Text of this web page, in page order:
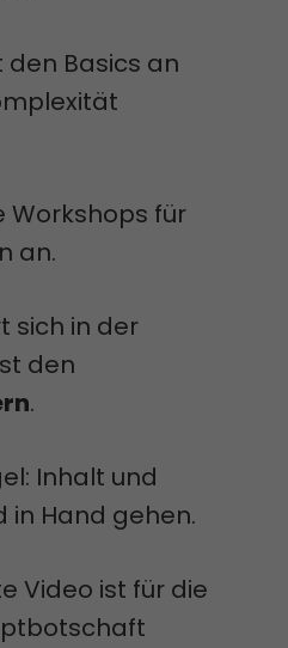
den Basics an
Workshops für
an.
sich in der
den
.
Inhalt und
in Hand gehen.
Video ist für die